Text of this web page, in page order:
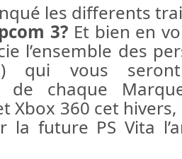
les differents
3? Et bien en
l’ensemble des
qui vous
de chaque
Xbox 360 cet
la future PS Vita